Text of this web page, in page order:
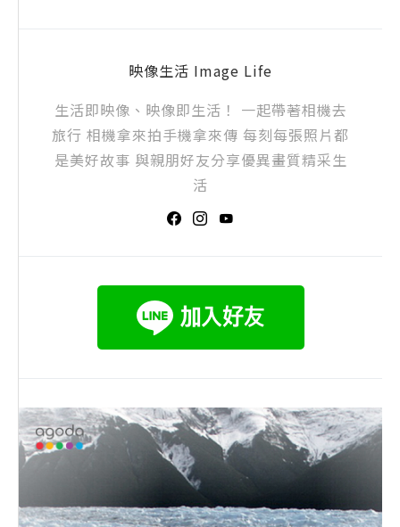
映像生活 Image Life
生活即映像、映像即生活！ 一起帶著相機去
旅行 相機拿來拍手機拿來傳 每刻每張照片都
是美好故事 與親朋好友分享優異畫質精采生
活